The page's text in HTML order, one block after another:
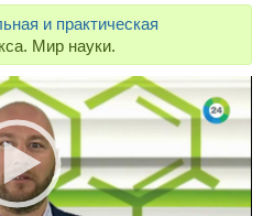
и практическая
Мир науки.